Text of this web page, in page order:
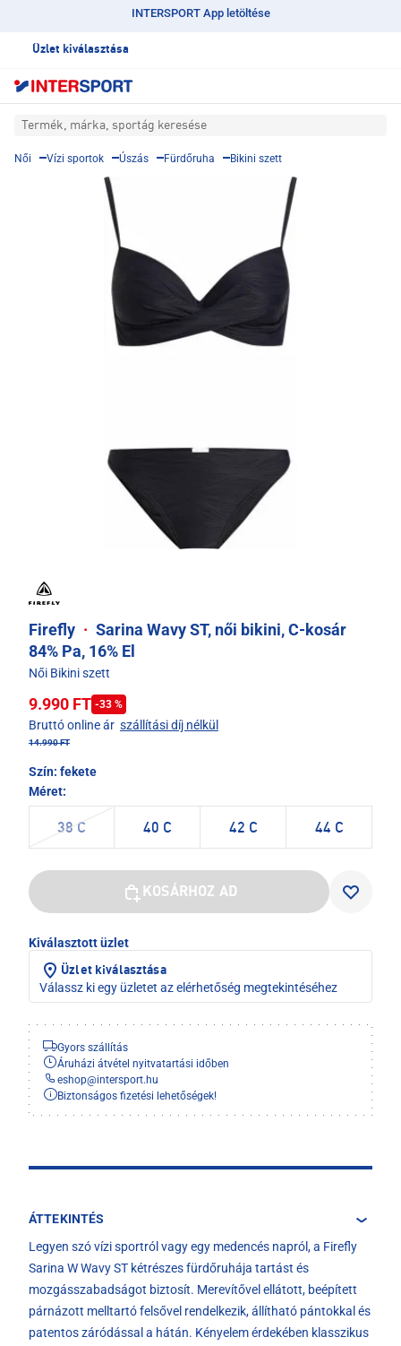
INTERSPORT App letöltése
Üzlet kiválasztása
Termék, márka, sportág keresése
Női Vízi sportok Úszás Fürdőruha Bikini szett
Firefly · Sarina Wavy ST, női bikini, C-kosár
84% Pa, 16% El
Női Bikini szett
9.990 FT -33 %
Bruttó online ár szállítási díj nélkül
14.990 FT
Szín: fekete
Méret:
38 C 40 C 42 C 44 C
KOSÁRHOZ AD
Kiválasztott üzlet
Üzlet kiválasztása
Válassz ki egy üzletet az elérhetőség megtekintéséhez
Gyors szállítás
Áruházi átvétel nyitvatartási időben
eshop@intersport.hu
Biztonságos fizetési lehetőségek!
ÁTTEKINTÉS
Legyen szó vízi sportról vagy egy medencés napról, a Firefly
Sarina W Wavy ST kétrészes fürdőruhája tartást és
mozgásszabadságot biztosít. Merevítővel ellátott, beépített
párnázott melltartó felsővel rendelkezik, állítható pántokkal és
patentos záródással a hátán. Kényelem érdekében klasszikus